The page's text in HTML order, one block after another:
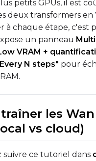
Target
LoRA
petits GPUs, il est
deux transformers en
à chaque étape, c'est
un panneau
VRAM +
N steps" pour
les Wan
vs cloud)
suivre ce tutoriel dans